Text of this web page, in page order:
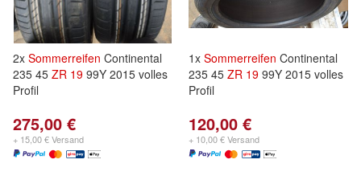
2x Sommerreifen Continental
235 45 ZR 19 99Y 2015 volles
Profil
275,00 €
+ 15,00 € Versand
1x Sommerreifen Continental
235 45 ZR 19 99Y 2015 volles
Profil
120,00 €
+ 10,00 € Versand